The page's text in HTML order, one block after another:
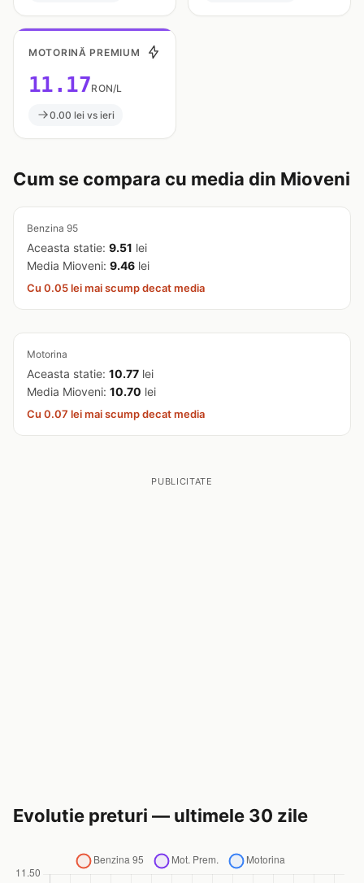
MOTORINĂ PREMIUM
11.17RON/L
0.00 lei vs ieri
Cum se compara cu media din Mioveni
Benzina 95
Aceasta statie: 9.51 lei
Media Mioveni: 9.46 lei
Cu 0.05 lei mai scump decat media
Motorina
Aceasta statie: 10.77 lei
Media Mioveni: 10.70 lei
Cu 0.07 lei mai scump decat media
PUBLICITATE
Evolutie preturi — ultimele 30 zile